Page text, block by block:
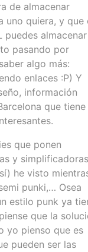
de almacenar
uno quiera, y que
puedes almacenar
pasando por
algo más:
enlaces :P) Y
información
que tiene
que ponen
y
he visto
punki,… Osea
estilo punk ya
que la
yo pienso que es
pueden ser las